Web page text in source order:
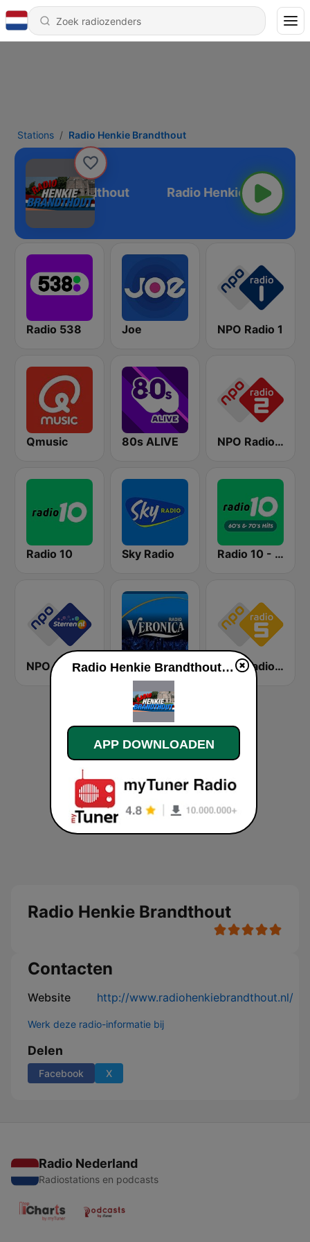
Stations Radio Henkie Brandthout
Henkie Brandthout
Radio 538 Joe NPO Radio 1
Qmusic 80s ALIVE NPO Radio 2
Radio 10 Sky Radio Radio 10 - 60s & 70s Hits
NPO Sterren Radio Veronica NPO Radio 5
Radio Henkie Brandthout
Contacten
Website http://www.radiohenkiebrandthout.nl/
Werk deze radio-informatie bij
Delen
Facebook X
Radio Nederland
Radiostations en podcasts
Radio Henkie Brandthout live luisteren
APP DOWNLOADEN